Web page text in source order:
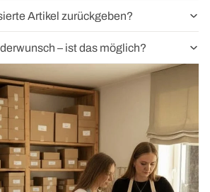
Artikel zurückgeben?
– ist das möglich?